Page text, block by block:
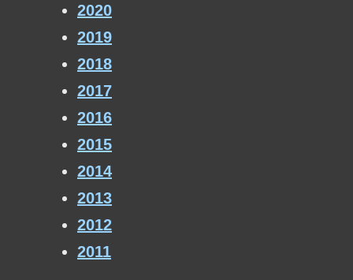
2020
2019
2018
2017
2016
2015
2014
2013
2012
2011